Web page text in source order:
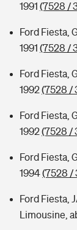
1991 (7528 /
Ford Fiesta,
1991 (7528 /
Ford Fiesta,
1992(7528 /
Ford Fiesta,
1992(7528 /
Ford Fiesta,
1994(7528 /
Ford Fiesta,
Limousine,